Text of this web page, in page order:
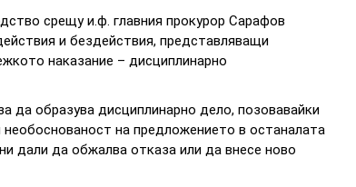
срещу и.ф. главния прокурор Сарафов
и бездействия, представляващи
наказание – дисциплинарно
да образува дисциплинарно дело, позовавайки
на предложението в останалата
дали да обжалва отказа или да внесе ново